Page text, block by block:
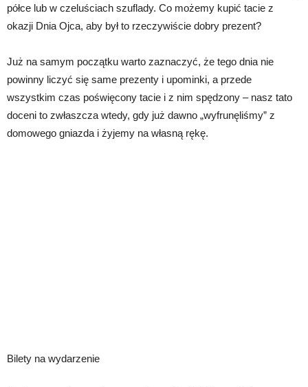
półce lub w czeluściach szuflady. Co możemy kupić tacie z
okazji Dnia Ojca, aby był to rzeczywiście dobry prezent?
Już na samym początku warto zaznaczyć, że tego dnia nie
powinny liczyć się same prezenty i upominki, a przede
wszystkim czas poświęcony tacie i z nim spędzony – nasz tato
doceni to zwłaszcza wtedy, gdy już dawno „wyfrunęliśmy” z
domowego gniazda i żyjemy na własną rękę.
Bilety na wydarzenie